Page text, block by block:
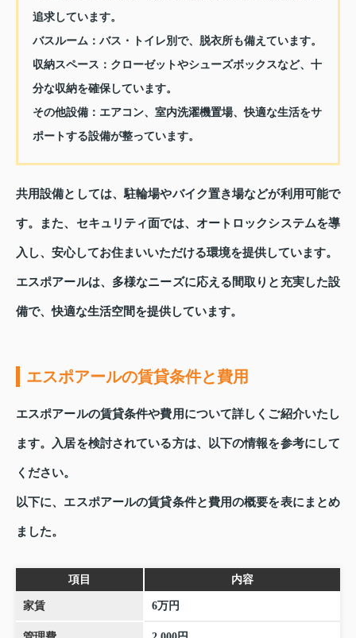
追求しています。
バスルーム： バス・トイレ別で、脱衣所も備えています。
収納スペース： クローゼットやシューズボックスなど、十
分な収納を確保しています。
その他設備： エアコン、室内洗濯機置場、快適な生活をサ
ポートする設備が整っています。
共用設備としては、駐輪場やバイク置き場などが利用可能で
す。また、セキュリティ面では、オートロックシステムを導
入し、安心してお住まいいただける環境を提供しています。
エスポアールは、多様なニーズに応える間取りと充実した設
備で、快適な生活空間を提供しています。
エスポアールの賃貸条件と費用
エスポアールの賃貸条件や費用について詳しくご紹介いたし
ます。入居を検討されている方は、以下の情報を参考にして
ください。
以下に、エスポアールの賃貸条件と費用の概要を表にまとめ
ました。
項目 内容
家賃 6万円